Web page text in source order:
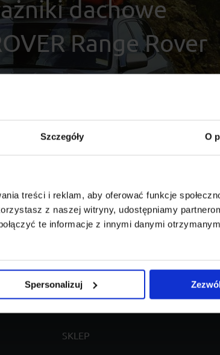
Szczegóły O
treści i reklam, aby oferować funkcje
z naszej witryny, udostępniamy
te informacje z innymi danymi
Spersonalizuj
dachowe
Range Rover
ROVER
Wariant modelu:
SKLEP